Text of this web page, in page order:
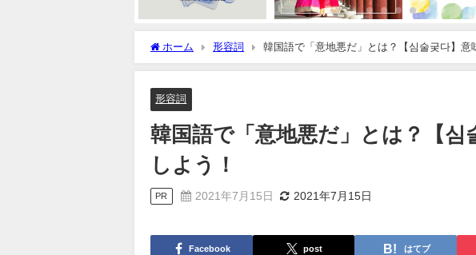
ホーム 形容詞 韓国語で「意地悪だ」とは？【심술궂다】意
形容詞
韓国語で「意地悪だ」とは？【심
しよう！
PR 2021年7月15日 2021年7月15日
Facebook post はてブ